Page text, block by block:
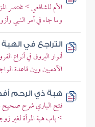
الأم للشافعي > مختصر
وما جاء في أمر النبي
التراجع في
أنوار البروق في أنواع
الآدميين وبين قاعدة
هبة ذي الرحم
فتح الباري شرح صحيح
> باب هبة المرأة لغير